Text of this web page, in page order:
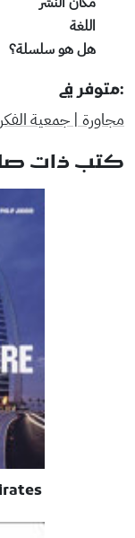
اللغة
هل هو سلسلة؟
:متوفر في
مجاورة | جمعية الفكر
كتب ذات